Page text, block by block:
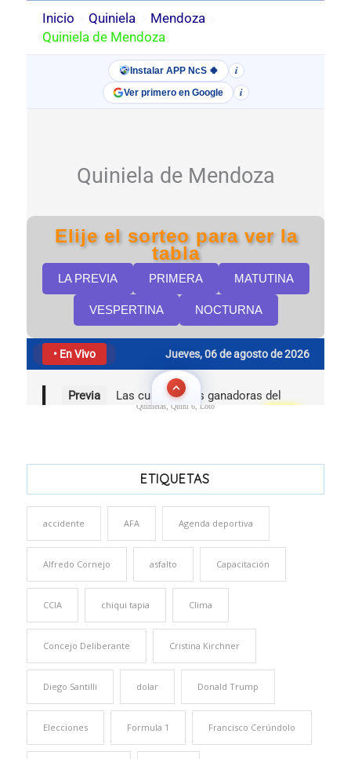
Quinielas, Quini 6, Loto
ETIQUETAS
accidente AFA Agenda deportiva
Alfredo Cornejo asfalto Capacitación
CCIA chiqui tapia Clima
Concejo Deliberante Cristina Kirchner
Diego Santilli dolar Donald Trump
Elecciones Formula 1 Francisco Cerúndolo